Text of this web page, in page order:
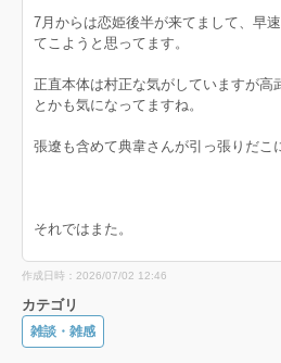
7月からは恋姫後半が来てまして、早
てこようと思ってます。
正直本体は村正な気がしていますが高
とかも気になってますね。
張遼も含めて典韋さんが引っ張りだ
それではまた。
作成日時：2026/07/02 12:46
カテゴリ
雑談・雑感